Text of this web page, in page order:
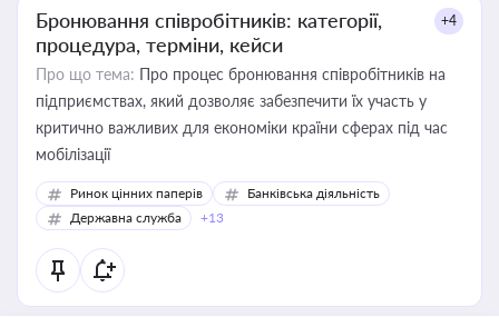
Бронювання співробітників: категорії,
процедура, терміни, кейси
+4
Про що тема: Про процес бронювання співробітників на
підприємствах, який дозволяє забезпечити їх участь у
критично важливих для економіки країни сферах під час
мобілізації
Ринок цінних паперів
Банківська діяльність
Державна служба
+13